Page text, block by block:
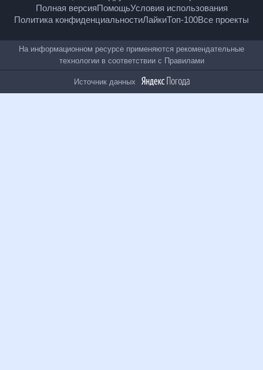
© Рамблер — главные новости России и мира,
Полная версияПомощьУсловия использования
Политика конфиденциальностиЛайкиТоп-100
Все проекты
На информационном ресурсе применяются